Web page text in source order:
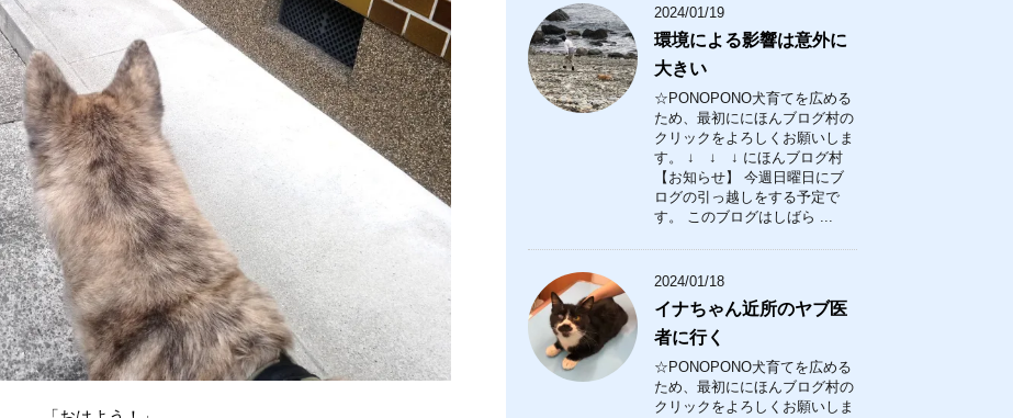
2024/01/19
環境による影響は意外に
大きい
☆PONOPONO犬育てを広める
ため、最初ににほんブログ村の
クリックをよろしくお願いしま
す。 ↓ ↓ ↓ にほんブログ村
【お知らせ】 今週日曜日にブ
ログの引っ越しをする予定で
す。 このブログはしばら ...
2024/01/18
イナちゃん近所のヤブ医
者に行く
☆PONOPONO犬育てを広める
ため、最初ににほんブログ村の
クリックをよろしくお願いしま